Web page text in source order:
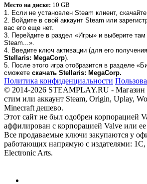
Место на диске: 10 GB
1. Если не установлен Steam клиент, скачайте
2. Войдите в свой аккаунт Steam или
вас его еще нет.
3. Перейдите в раздел «Игры» и выберите там
Steam...».
4. Введите ключ активации (для его
Stellaris: MegaCorp).
5. После этого игра отобразится в разделе
сможете скачать Stellaris: MegaCorp.
Политика конфиденциальности
© 2014-2026 STEAMPLAY.RU - Магазин
стим или аккаунт Steam, Origin, Uplay,
Minecraft дешево.
Этот сайт не был одобрен корпорацией
аффилирован с корпорацией Valve или
Все продаваемые ключи закупаются у
работающих напрямую с издателями:
Electronic Arts.